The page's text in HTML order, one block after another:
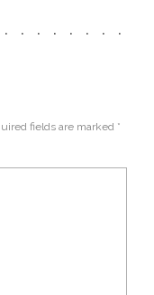
fields are marked *